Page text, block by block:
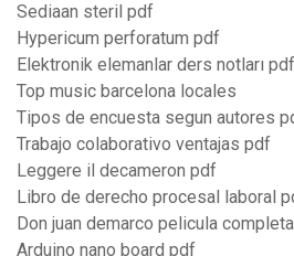
Sediaan steril pdf
Hypericum perforatum pdf
Elektronik elemanlar ders notları pdf
Top music barcelona locales
Tipos de encuesta segun autores
Trabajo colaborativo ventajas pdf
Leggere il decameron pdf
Libro de derecho procesal laboral
Don juan demarco pelicula
Arduino nano board pdf